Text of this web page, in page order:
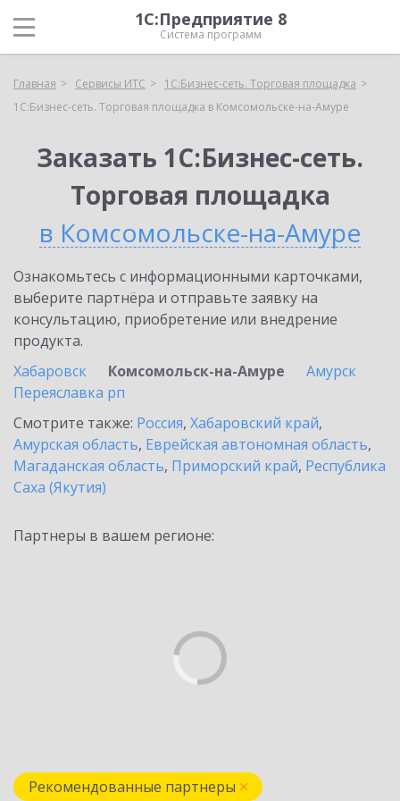
1С:Предприятие 8
Система программ
Главная Сервисы ИТС
1С:Бизнес-сеть. Торговая площадка
1С:Бизнес-сеть. Торговая площадка в Комсомольске-на-Амуре
Заказать 1С:Бизнес-сеть.
Торговая площадка
в Комсомольске-на-Амуре
Ознакомьтесь с информационными карточками,
выберите партнёра и отправьте заявку на
консультацию, приобретение или внедрение
продукта.
Хабаровск
Комсомольск-на-Амуре
Амурск
Переяславка рп
Смотрите также: Россия, Хабаровский край,
Амурская область, Еврейская автономная область,
Магаданская область, Приморский край, Республика
Саха (Якутия)
Партнеры в вашем регионе:
Рекомендованные партнеры